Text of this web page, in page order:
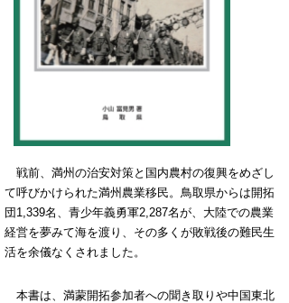
戦前、満州の治安対策と国内農村の復興をめざし
て呼びかけられた満州農業移民。鳥取県からは開拓
団1,339名、青少年義勇軍2,287名が、大陸での農業
経営を夢みて海を渡り、その多くが敗戦後の難民生
活を余儀なくされました。
本書は、満蒙開拓参加者への聞き取りや中国東北